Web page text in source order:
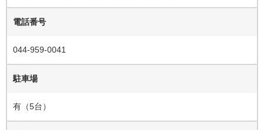
電話番号
044-959-0041
駐車場
有（5台）